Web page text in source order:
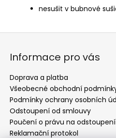
nesušit v bubnové
Z
Informace pro vás
Doprava a platba
Všeobecné obchodní
Podmínky ochrany osobních
Odstoupení od smlouvy
Poučení o právu na
Reklamační protokol